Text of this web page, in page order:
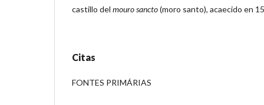
castillo del mourosancto(moro santo), acaecido en
Citas
FONTES PRIMÁRIAS